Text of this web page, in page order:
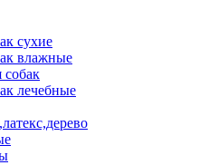
сухие
влажные
собак
лечебные